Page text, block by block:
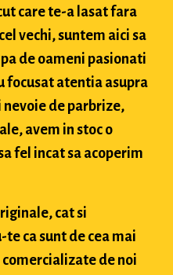
care te-a lasat fara
vechi, suntem aici sa
de oameni pasionati
focusat atentia asupra
nevoie de parbrize,
avem in stoc o
fel incat sa acoperim
cat si
ca sunt de cea mai
de noi